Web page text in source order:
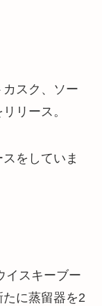
スク、ソー
リース。
をしていま
イスキーブー
に蒸留器を2